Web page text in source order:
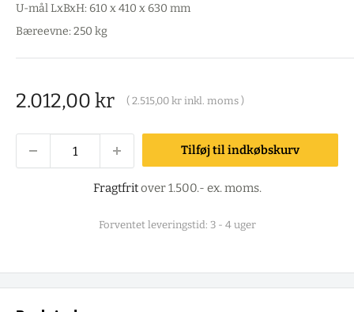
U-mål LxBxH: 610 x 410 x 630 mm
Bæreevne: 250 kg
Salgspris
2.012,00 kr ( 2.515,00 kr inkl. moms )
Tilføj til indkøbskurv
Fragtfritover 1.500.- ex. moms.
Forventet leveringstid: 3 - 4 uger